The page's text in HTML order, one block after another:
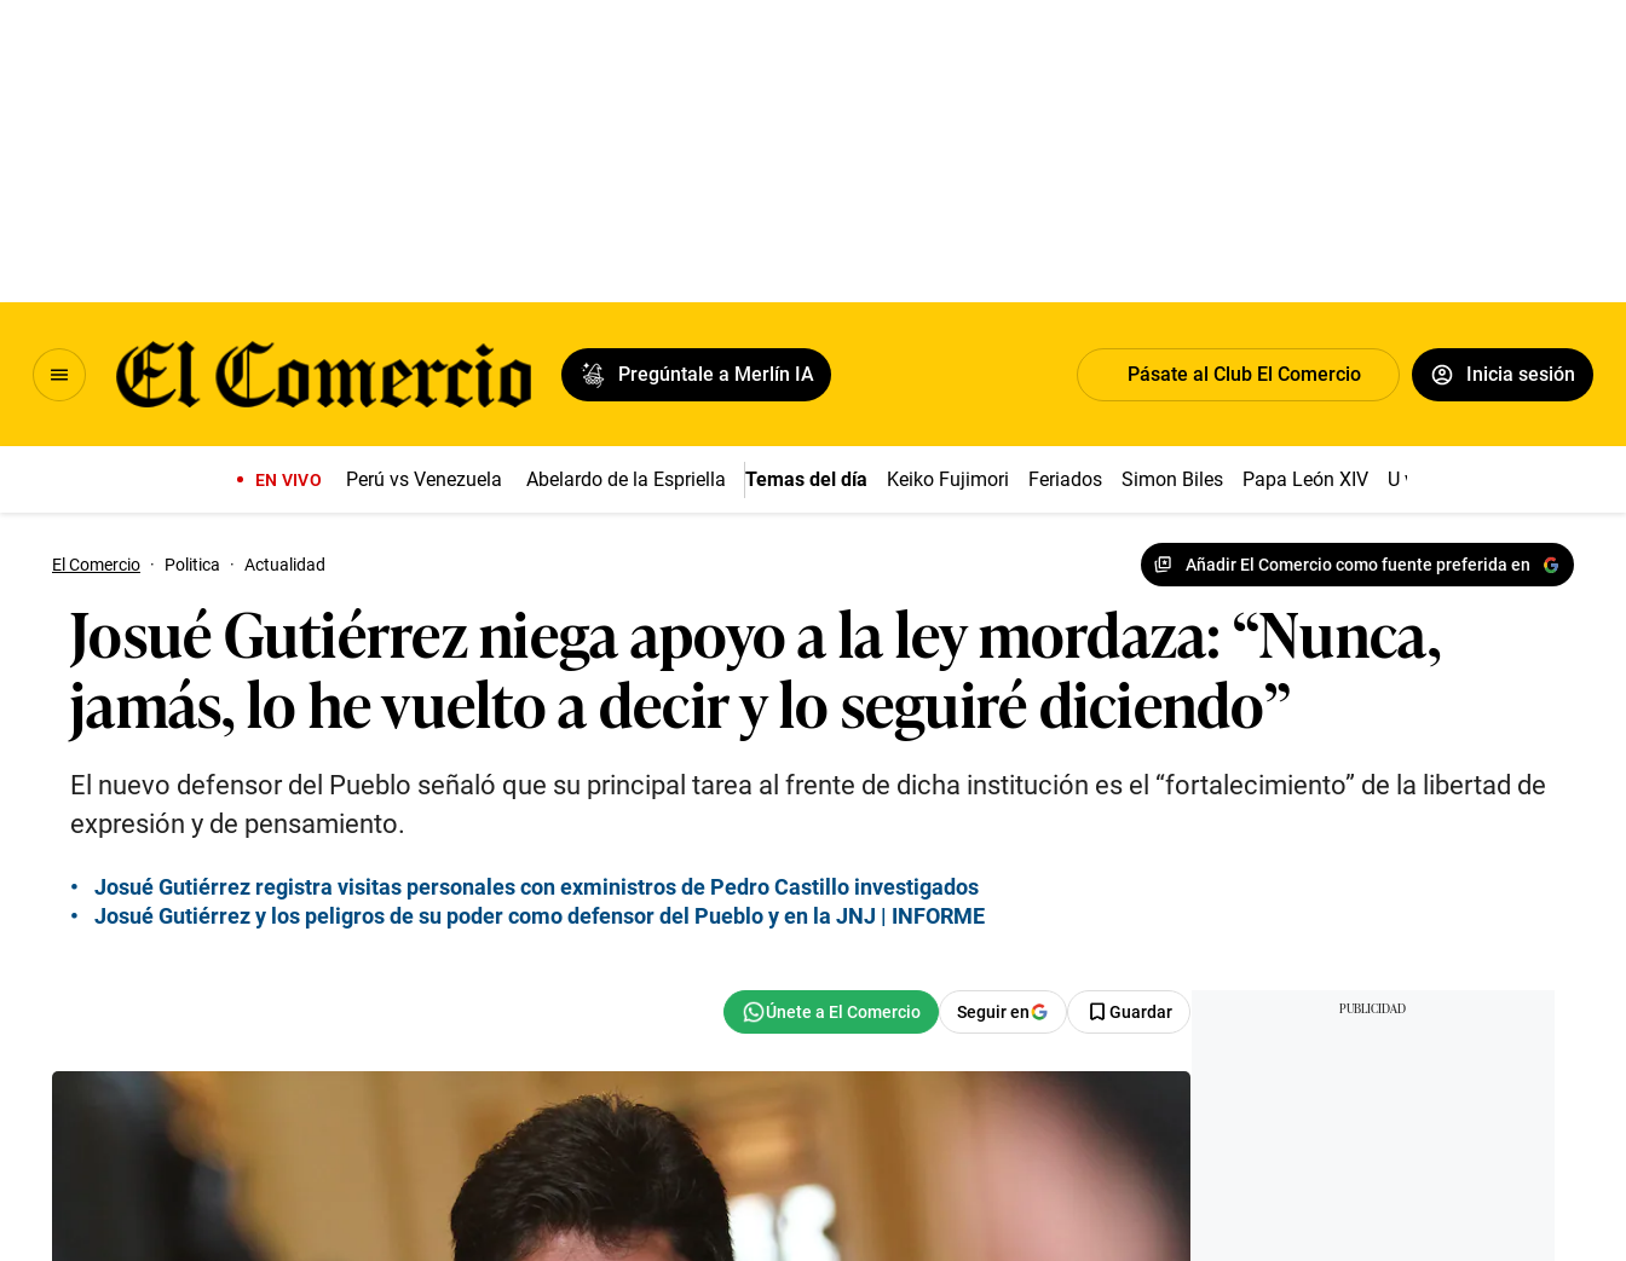
Pregúntale a Merlín IA Pásate al Club El Comercio Inicia sesión
EN VIVO Perú vs Venezuela Abelardo de la Espriella Temas del día Keiko Fujimori Feriados Simon Biles Papa León XIV U vs Cristal
El Comercio · Politica · Actualidad Añadir El Comercio como fuente preferida en
Josué Gutiérrez niega apoyo a la ley mordaza: “Nunca,
jamás, lo he vuelto a decir y lo seguiré diciendo”
El nuevo defensor del Pueblo señaló que su principal tarea al frente de dicha institución es el “fortalecimiento” de la libertad de
expresión y de pensamiento.
Josué Gutiérrez registra visitas personales con exministros de Pedro Castillo investigados
Josué Gutiérrez y los peligros de su poder como defensor del Pueblo y en la JNJ | INFORME
Seguir en Guardar